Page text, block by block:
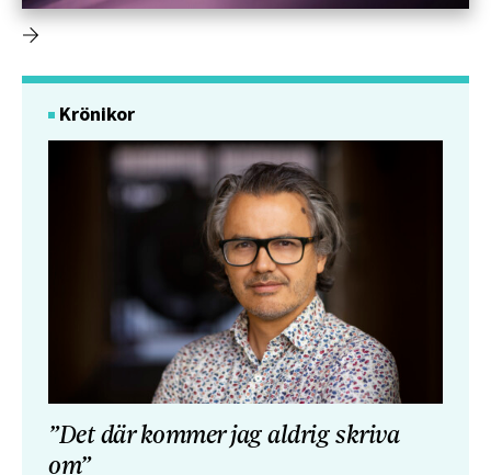
Krönikor
”Det där kommer jag aldrig skriva
om”